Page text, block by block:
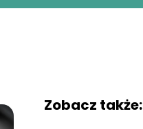
Zobacz także: